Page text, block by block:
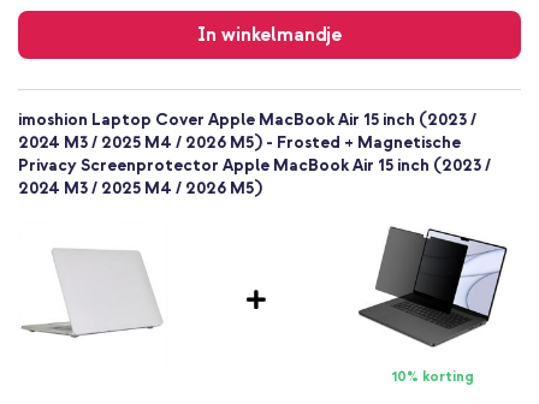
In winkelmandje
verzending
imoshion Laptop Cover Apple MacBook Air 15 inch (2023 /
2024 M3 / 2025 M4 / 2026 M5) - Frosted + Magnetische
Privacy Screenprotector Apple MacBook Air 15 inch (2023 /
2024 M3 / 2025 M4 / 2026 M5)
10% korting